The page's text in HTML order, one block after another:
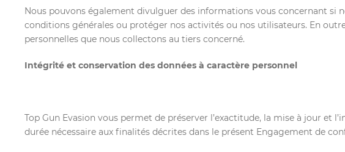
Nous pouvons également divulguer des informations vous concernant si
conditions générales ou protéger nos activités ou nos utilisateurs. En
personnelles que nous collectons au tiers concerné.
Intégrité et conservation des données à caractère personnel
Top Gun Evasion vous permet de préserver l’exactitude, la mise à jour et
durée nécessaire aux finalités décrites dans le présent Engagement de